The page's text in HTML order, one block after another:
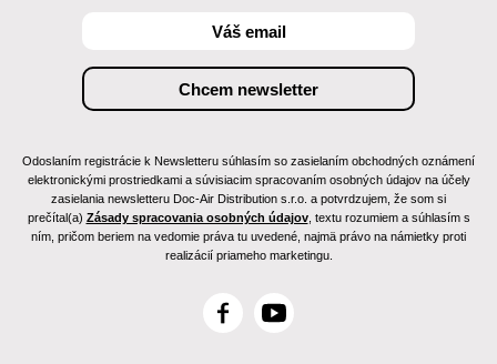
Odoslaním registrácie k Newsletteru súhlasím so zasielaním obchodných oznámení
elektronickými prostriedkami a súvisiacim spracovaním osobných údajov na účely
zasielania newsletteru Doc-Air Distribution s.r.o. a potvrdzujem, že som si
prečítal(a) Zásady spracovania osobných údajov, textu rozumiem a súhlasím s
ním, pričom beriem na vedomie práva tu uvedené, najmä právo na námietky proti
realizácií priameho marketingu.
F
Y